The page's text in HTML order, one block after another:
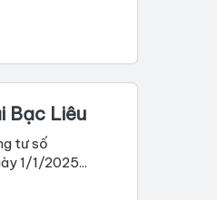
Bạc Liêu
tư số
1/1/2025...